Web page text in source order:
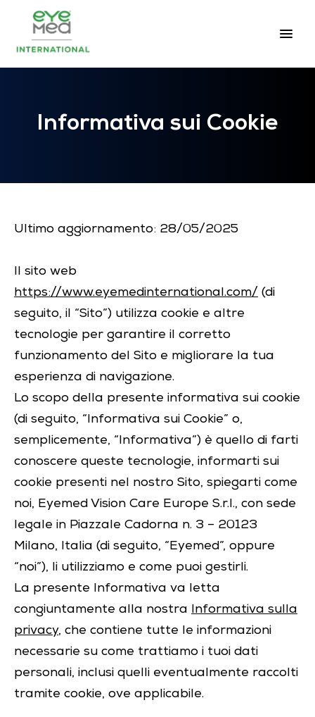
Informativa sui Cookie
Ultimo aggiornamento: 28/05/2025
Il sito web
https://www.eyemedinternational.com/ (di
seguito, il “Sito”) utilizza cookie e altre
tecnologie per garantire il corretto
funzionamento del Sito e migliorare la tua
esperienza di navigazione.
Lo scopo della presente informativa sui cookie
(di seguito, “Informativa sui Cookie” o,
semplicemente, “Informativa”) è quello di farti
conoscere queste tecnologie, informarti sui
cookie presenti nel nostro Sito, spiegarti come
noi, Eyemed Vision Care Europe S.r.l., con sede
legale in Piazzale Cadorna n. 3 – 20123
Milano, Italia (di seguito, “Eyemed”, oppure
“noi”), li utilizziamo e come puoi gestirli.
La presente Informativa va letta
congiuntamente alla nostra Informativa sulla
privacy, che contiene tutte le informazioni
necessarie su come trattiamo i tuoi dati
personali, inclusi quelli eventualmente raccolti
tramite cookie, ove applicabile.